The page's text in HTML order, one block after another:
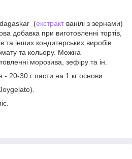
(екстрактванілі з зернами)
добавка при виготовленні тортів,
та інших кондитерських виробів
та кольору. Можна
морозива, зефіру та ін.
20-30 г пасти на 1 кг основи